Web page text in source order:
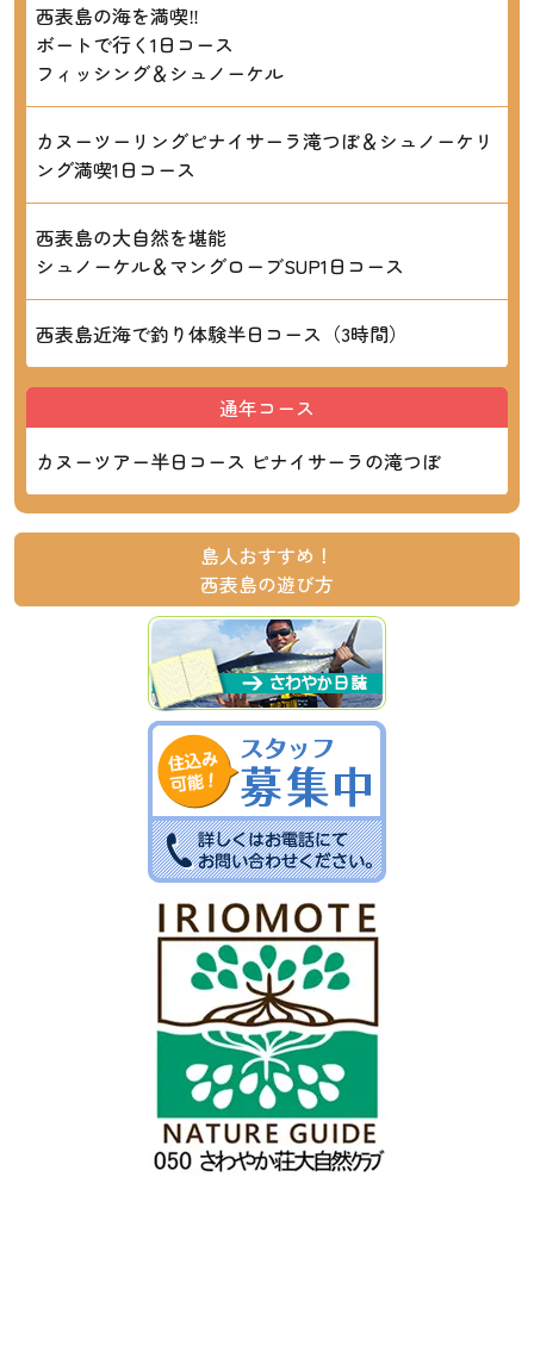
西表島の海を満喫‼
ボートで行く1日コース
フィッシング＆シュノーケル
カヌーツーリングピナイサーラ滝つぼ＆シュノーケリ
ング満喫1日コース
西表島の大自然を堪能
シュノーケル＆マングローブSUP1日コース
西表島近海で釣り体験半日コース（3時間）
通年コース
カヌーツアー半日コース ピナイサーラの滝つぼ
島人おすすめ！
西表島の遊び方